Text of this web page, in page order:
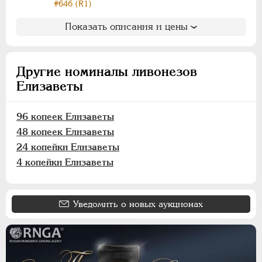
#646 (R1)
Показать описания и цены
Другие номиналы ливонезов
Елизаветы
96 копеек Елизаветы
48 копеек Елизаветы
24 копейки Елизаветы
4 копейки Елизаветы
Уведомить о новых аукционах
НИКОЛАЙ I 1826-1855
АЛЕКСАНДР III
НИКОЛАЙ II 1894-1917
ИНОСТРАННЫЕ 1768-1918